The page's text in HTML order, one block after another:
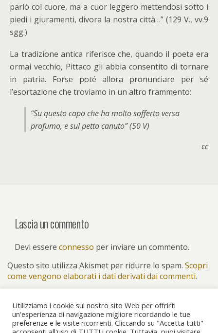
parlò col cuore, ma a cuor leggero mettendosi sotto i
piedi i giuramenti, divora la nostra città…” (129 V., vv.9
sgg.)
La tradizione antica riferisce che, quando il poeta era
ormai vecchio, Pittaco gli abbia consentito di tornare
in patria. Forse poté allora pronunciare per sé
l’esortazione che troviamo in un altro frammento:
“Su questo capo che ha molto sofferto versa
profumo, e sul petto canuto” (50 V)
cc
Lascia un commento
Devi essere connesso per inviare un commento.
Questo sito utilizza Akismet per ridurre lo spam. Scopri
come vengono elaborati i dati derivati dai commenti.
Torna su
Utilizziamo i cookie sul nostro sito Web per offrirti
un'esperienza di navigazione migliore ricordando le tue
preferenze e le visite ricorrenti. Cliccando su "Accetta tutti"